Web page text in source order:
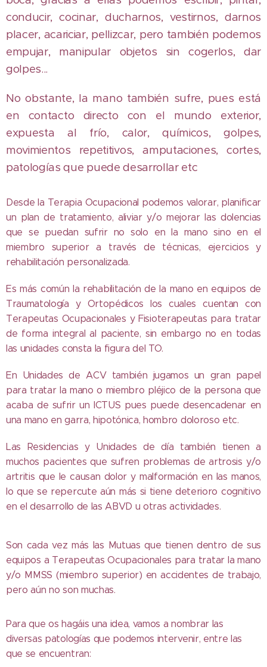
conducir, cocinar, ducharnos, vestirnos, darnos
placer, acariciar, pellizcar, pero también podemos
empujar, manipular objetos sin cogerlos, dar
golpes...
No obstante, la mano también sufre, pues está
en contacto directo con el mundo exterior,
expuesta al frío, calor, químicos, golpes,
movimientos repetitivos, amputaciones, cortes,
patologías que puede desarrollar etc
Desde la Terapia Ocupacional podemos valorar, planificar
un plan de tratamiento, aliviar y/o mejorar las dolencias
que se puedan sufrir no solo en la mano sino en el
miembro superior a través de técnicas, ejercicios y
rehabilitación personalizada.
Es más común la rehabilitación de la mano en equipos de
Traumatología y Ortopédicos los cuales cuentan con
Terapeutas Ocupacionales y Fisioterapeutas para tratar
de forma integral al paciente, sin embargo no en todas
las unidades consta la figura del TO.
En Unidades de ACV también jugamos un gran papel
para tratar la mano o miembro pléjico de la persona que
acaba de sufrir un ICTUS pues puede desencadenar en
una mano en garra, hipotónica, hombro doloroso etc.
Las Residencias y Unidades de día también tienen a
muchos pacientes que sufren problemas de artrosis y/o
artritis que le causan dolor y malformación en las manos,
lo que se repercute aún más si tiene deterioro cognitivo
en el desarrollo de las ABVD u otras actividades.
Son cada vez más las Mutuas que tienen dentro de sus
equipos a Terapeutas Ocupacionales para tratar la mano
y/o MMSS (miembro superior) en accidentes de trabajo,
pero aún no son muchas.
Para que os hagáis una idea, vamos a nombrar las
diversas patologías que podemos intervenir, entre las
que se encuentran: